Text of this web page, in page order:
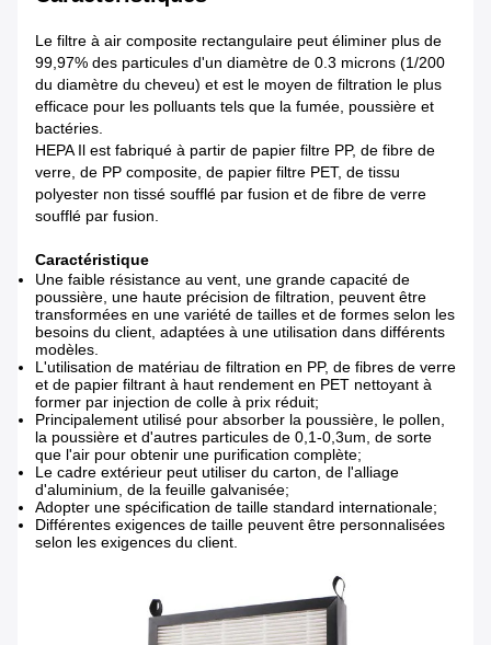
Le filtre à air composite rectangulaire peut éliminer plus de
99,97% des particules d'un diamètre de 0.3 microns (1/200
du diamètre du cheveu) et est le moyen de filtration le plus
efficace pour les polluants tels que la fumée, poussière et
bactéries.
HEPA Il est fabriqué à partir de papier filtre PP, de fibre de
verre, de PP composite, de papier filtre PET, de tissu
polyester non tissé soufflé par fusion et de fibre de verre
soufflé par fusion.
Caractéristique
Une faible résistance au vent, une grande capacité de
poussière, une haute précision de filtration, peuvent être
transformées en une variété de tailles et de formes selon les
besoins du client, adaptées à une utilisation dans différents
modèles.
L'utilisation de matériau de filtration en PP, de fibres de verre
et de papier filtrant à haut rendement en PET nettoyant à
former par injection de colle à prix réduit;
Principalement utilisé pour absorber la poussière, le pollen,
la poussière et d'autres particules de 0,1-0,3um, de sorte
que l'air pour obtenir une purification complète;
Le cadre extérieur peut utiliser du carton, de l'alliage
d'aluminium, de la feuille galvanisée;
Adopter une spécification de taille standard internationale;
Différentes exigences de taille peuvent être personnalisées
selon les exigences du client.